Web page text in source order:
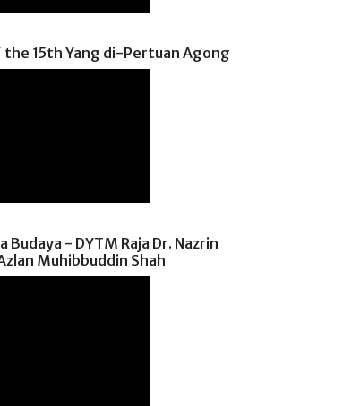
15th Yang di-Pertuan Agong
Budaya - DYTM Raja Dr. Nazrin
Muhibbuddin Shah